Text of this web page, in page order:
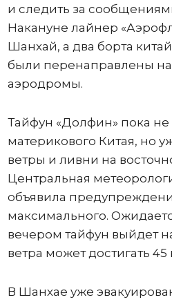
и следить за
Накануне лайнер
Шанхай, а два борта
были перенаправлены
аэродромы.
Тайфун «Долфин» пока не
материкового Китая, но
ветры и ливни на
Центральная
объявила
максимального.
вечером тайфун выйдет
ветра может достигать 45
В Шанхае уже